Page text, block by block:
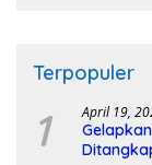
Terpopuler
1 April 19,